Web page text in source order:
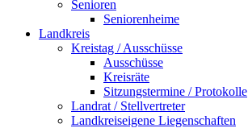
Senioren
Seniorenheime
Landkreis
Kreistag / Ausschüsse
Ausschüsse
Kreisräte
Sitzungstermine / Protokolle
Landrat / Stellvertreter
Landkreiseigene Liegenschaften